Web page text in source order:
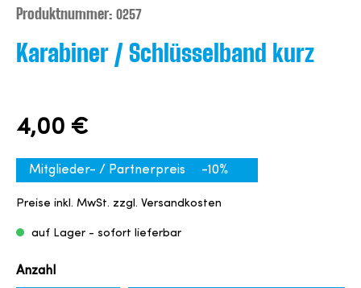
Produktnummer: 0257
Karabiner / Schlüsselband kurz
4,00 €
Mitglieder- / Partnerpreis -10%
Preise inkl. MwSt. zzgl. Versandkosten
auf Lager - sofort lieferbar
Anzahl